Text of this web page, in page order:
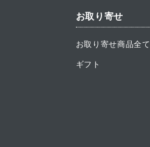
お取り寄せ
お取り寄せ商品全て
ギフト